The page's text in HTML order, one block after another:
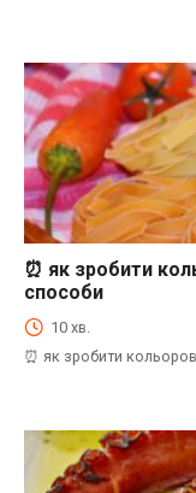
⏰Енциклопедія Coofood.
⏰ як зробити
способи
10 хв.
⏰ як зробити